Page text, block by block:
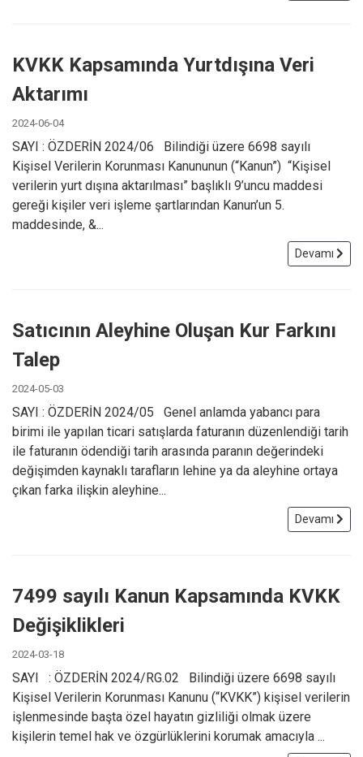
KVKK Kapsamında Yurtdışına Veri
Aktarımı
2024-06-04
SAYI : ÖZDERİN 2024/06 Bilindiği üzere 6698 sayılı
Kişisel Verilerin Korunması Kanununun (“Kanun”) “Kişisel
verilerin yurt dışına aktarılması” başlıklı 9’uncu maddesi
gereği kişiler veri işleme şartlarından Kanun’un 5.
maddesinde, &...
Devamı
Satıcının Aleyhine Oluşan Kur Farkını
Talep
2024-05-03
SAYI : ÖZDERİN 2024/05 Genel anlamda yabancı para
birimi ile yapılan ticari satışlarda faturanın düzenlendiği tarih
ile faturanın ödendiği tarih arasında paranın değerindeki
değişimden kaynaklı tarafların lehine ya da aleyhine ortaya
çıkan farka ilişkin aleyhine...
Devamı
7499 sayılı Kanun Kapsamında KVKK
Değişiklikleri
2024-03-18
SAYI : ÖZDERİN 2024/RG.02 Bilindiği üzere 6698 sayılı
Kişisel Verilerin Korunması Kanunu (“KVKK”) kişisel verilerin
işlenmesinde başta özel hayatın gizliliği olmak üzere
kişilerin temel hak ve özgürlüklerini korumak amacıyla ...